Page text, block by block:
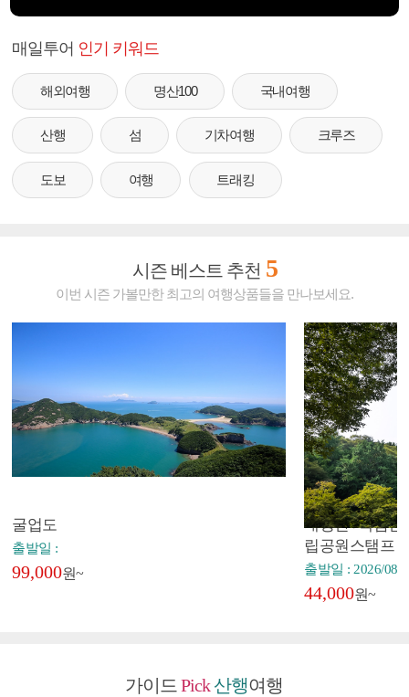
매일투어 인기 키워드
해외여행 명산100 국내여행
산행 섬 기차여행 크루즈
도보 여행 트래킹
시즌 베스트 추천 5
이번 시즌 가볼만한 최고의 여행상품들을 만나보세요.
굴업도
출발일 :
99,000원~
내장산+백암산
립공원스탬프
출발일 : 2026/08/
44,000원~
가이드Pick 산행여행